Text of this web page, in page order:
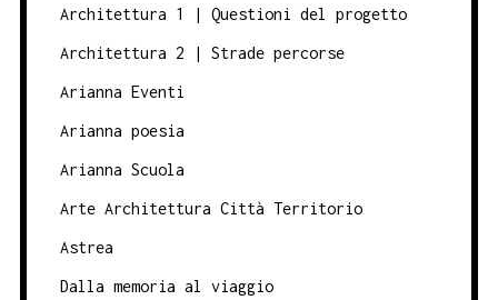
Architettura 1 | Questioni del progetto
Architettura 2 | Strade percorse
Arianna Eventi
Arianna poesia
Arianna Scuola
Arte Architettura Città Territorio
Astrea
Dalla memoria al viaggio